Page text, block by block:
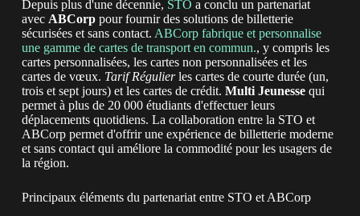
Depuis plus d'une décennie, STO a conclu un partenariat
avec ABCorppour fournir des solutions de billetterie
sécurisées et sans contact. ABCorp fabrique et personnalise
une gamme de cartes de transport en commun., y compris les
cartes personnalisées, les cartes non personnalisées et les
cartes de vœux. Tarif Régulierles cartes de courte durée (un,
trois et sept jours) et les cartes de crédit. Multi Jeunessequi
permet à plus de 20 000 étudiants d'effectuer leurs
déplacements quotidiens. La collaboration entre la STO et
ABCorp permet d'offrir une expérience de billetterie moderne
et sans contact qui améliore la commodité pour les usagers de
la région.
Principaux éléments du partenariat entre STO et ABCorp